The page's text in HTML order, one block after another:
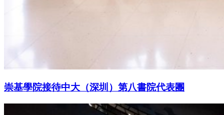
崇基學院接待中大（深圳）第八書院代表團